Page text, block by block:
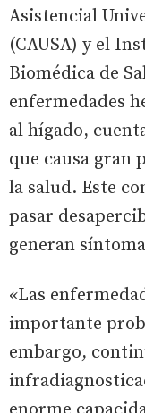
Asistencial
(CAUSA) y el
Biomédica de
enfermedades
al hígado,
que causa gran
la salud. Este
pasar
generan
«Las
importante
embargo,